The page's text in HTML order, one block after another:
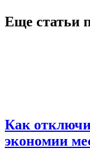
Еще статьи
Как
экономии